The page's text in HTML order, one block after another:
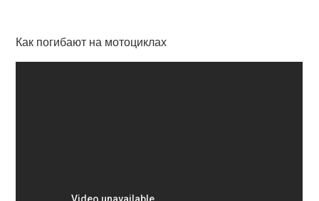
Как погибают на мотоциклах